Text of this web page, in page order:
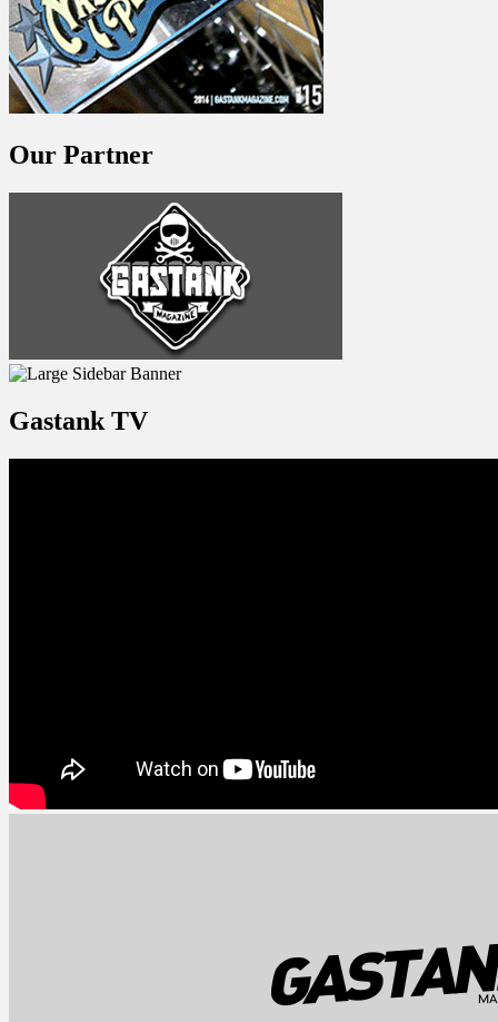
Our Partner
Gastank TV